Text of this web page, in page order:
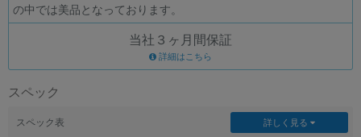
の中では美品となっております。
当社３ヶ月間保証
詳細はこちら
スペック
スペック表 詳しく見る
OS
メモリ